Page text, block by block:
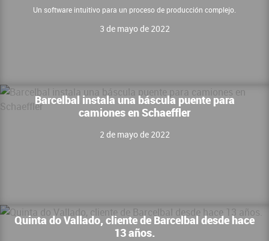
Un software intuitivo para un proceso de producción complejo.
3 de mayo de 2022
Barcelbal instala una báscula puente para
camiones en Schaeffler
2 de mayo de 2022
Quinta do Vallado, cliente de Barcelbal desde hace
13 años.